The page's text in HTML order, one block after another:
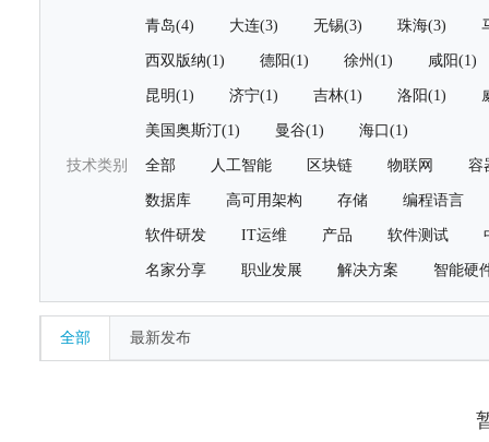
青岛(4) 大连(3) 无锡(3) 珠海(3)
西双版纳(1) 德阳(1) 徐州(1) 咸阳(1)
昆明(1) 济宁(1) 吉林(1) 洛阳(1)
美国奥斯汀(1) 曼谷(1) 海口(1)
技术类别 全部 人工智能 区块链 物联网 容
数据库 高可用架构 存储 编程语言
软件研发 IT运维 产品 软件测试
名家分享 职业发展 解决方案 智能硬
全部 最新发布